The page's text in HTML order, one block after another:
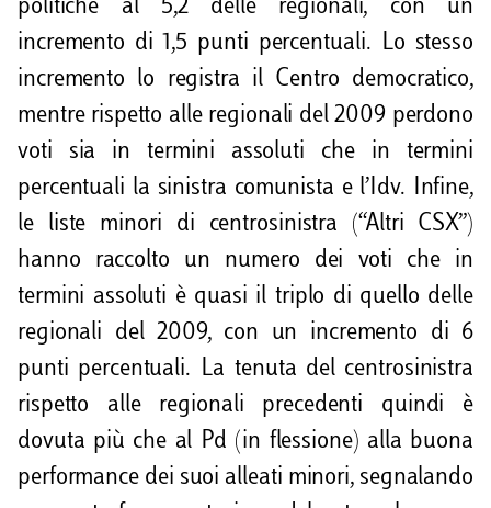
politiche al 5,2 delle regionali, con un
incremento di 1,5 punti percentuali. Lo stesso
incremento lo registra il Centro democratico,
mentre rispetto alle regionali del 2009 perdono
voti sia in termini assoluti che in termini
percentuali la sinistra comunista e l’Idv. Infine,
le liste minori di centrosinistra (“Altri CSX”)
hanno raccolto un numero dei voti che in
termini assoluti è quasi il triplo di quello delle
regionali del 2009, con un incremento di 6
punti percentuali. La tenuta del centrosinistra
rispetto alle regionali precedenti quindi è
dovuta più che al Pd (in flessione) alla buona
performance dei suoi alleati minori, segnalando